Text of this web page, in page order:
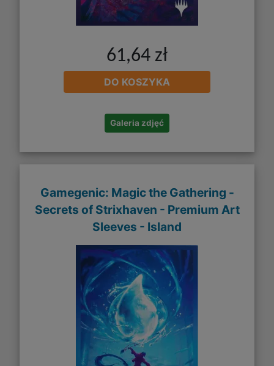
61,64 zł
DO KOSZYKA
Galeria zdjęć
Gamegenic: Magic the Gathering -
Secrets of Strixhaven - Premium Art
Sleeves - Island